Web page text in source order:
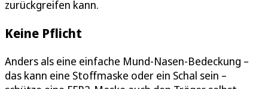
zurückgreifen kann.
Keine Pflicht
Anders als eine einfache Mund-Nasen-Bedeckung –
das kann eine Stoffmaske oder ein Schal sein –